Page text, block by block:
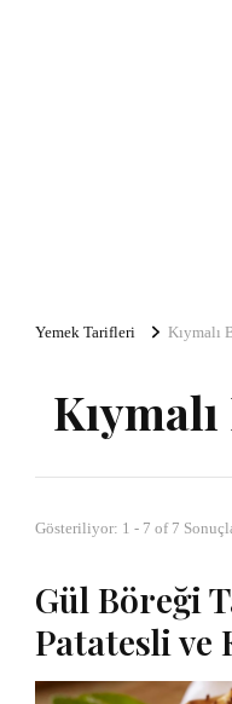
Yemek Tarifleri Kıymalı
Gösteriliyor: 1 - 7 of 7
Gül Böreği
Patatesli ve